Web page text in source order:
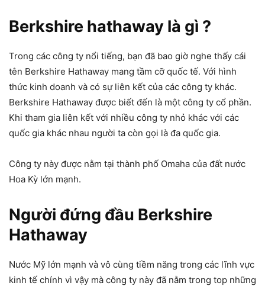
Berkshire hathaway là gì ?
Trong các công ty nổi tiếng, bạn đã bao giờ nghe thấy cái
tên Berkshire Hathaway mang tầm cỡ quốc tế. Với hình
thức kinh doanh và có sự liên kết của các công ty khác.
Berkshire Hathaway được biết đến là một công ty cổ phần.
Khi tham gia liên kết với nhiều công ty nhỏ khác với các
quốc gia khác nhau người ta còn gọi là đa quốc gia.
Công ty này được nằm tại thành phố Omaha của đất nước
Hoa Kỳ lớn mạnh.
Người đứng đầu Berkshire
Hathaway
Nước Mỹ lớn mạnh và vô cùng tiềm năng trong các lĩnh vực
kinh tế chính vì vậy mà công ty này đã nằm trong top những